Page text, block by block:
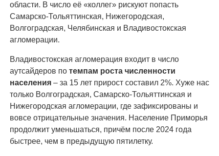
области. В число её «коллег» рискуют попасть
Самарско-Тольяттинская, Нижегородская,
Волгоградская, Челябинская и Владивостокская
агломерации.
Владивостокская агломерация входит в число
аутсайдеров по темпам роста численности
населения – за 15 лет прирост составил 2%. Хуже нас
только Волгоградская, Самарско-Тольяттинская и
Нижегородская агломерации, где зафиксированы и
вовсе отрицательные значения. Население Приморья
продолжит уменьшаться, причём после 2024 года
быстрее, чем в предыдущую пятилетку.